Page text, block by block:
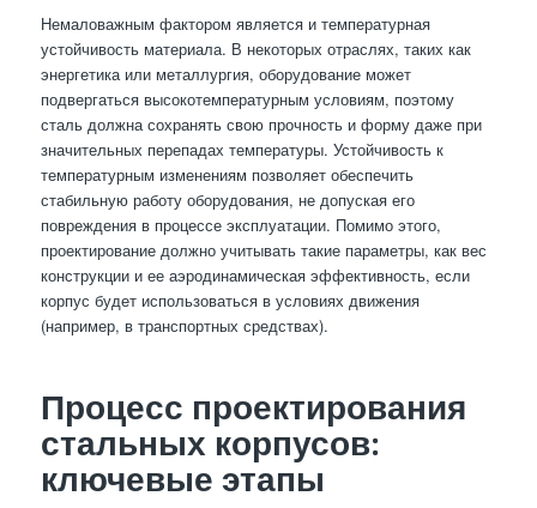
Немаловажным фактором является и температурная
устойчивость материала. В некоторых отраслях, таких как
энергетика или металлургия, оборудование может
подвергаться высокотемпературным условиям, поэтому
сталь должна сохранять свою прочность и форму даже при
значительных перепадах температуры. Устойчивость к
температурным изменениям позволяет обеспечить
стабильную работу оборудования, не допуская его
повреждения в процессе эксплуатации. Помимо этого,
проектирование должно учитывать такие параметры, как вес
конструкции и ее аэродинамическая эффективность, если
корпус будет использоваться в условиях движения
(например, в транспортных средствах).
Процесс проектирования
стальных корпусов:
ключевые этапы